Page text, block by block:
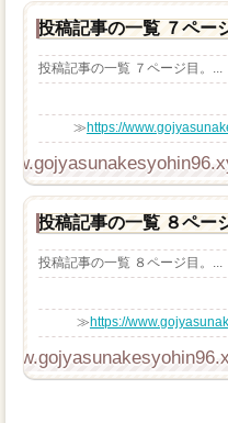
投稿記事の一覧 ７ペー
投稿記事の一覧 ７ページ目。...
≫https://
投稿記事の一覧 ８ペー
投稿記事の一覧 ８ページ目。...
≫https://